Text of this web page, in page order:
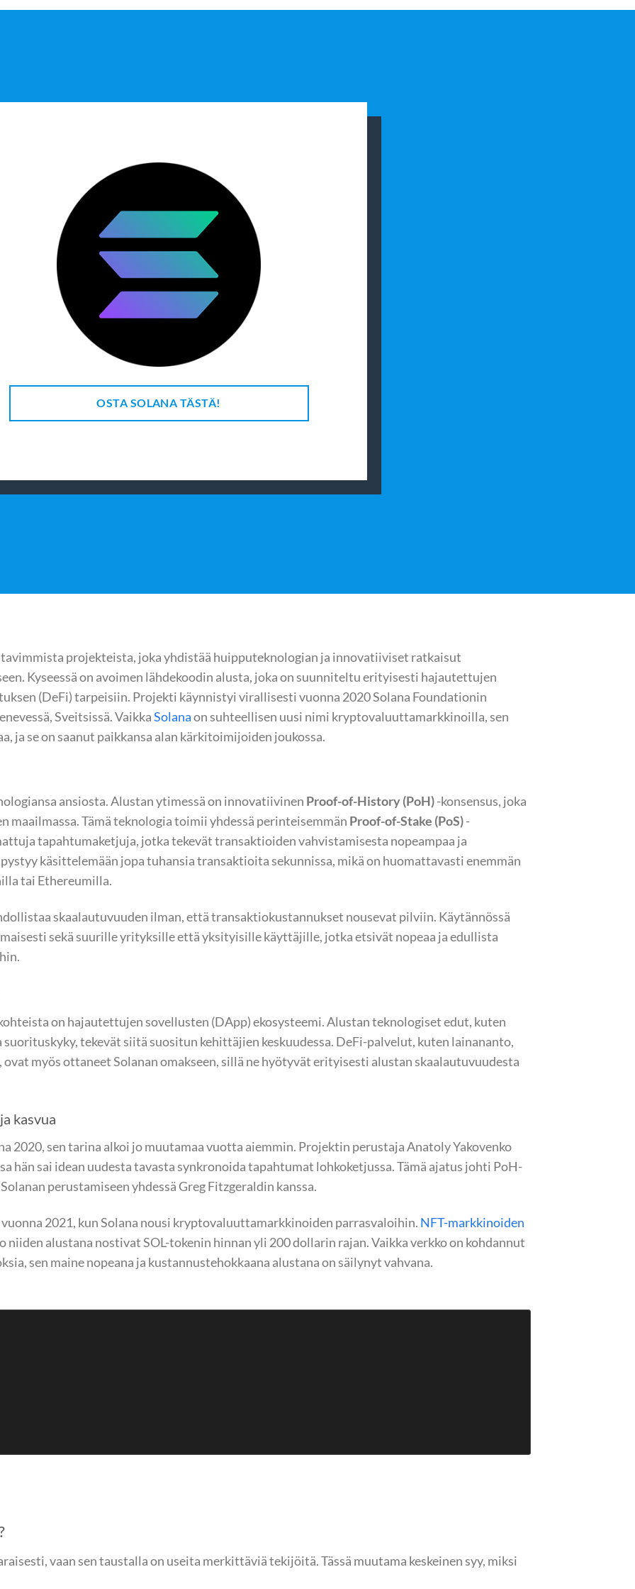
OSTA SOLANA TÄSTÄ!
projekteista, joka yhdistää huipputeknologian ja innovatiiviset ratkaisut
Kyseessä on avoimen lähdekoodin alusta, joka on suunniteltu erityisesti hajautettujen
(DeFi) tarpeisiin. Projekti käynnistyi virallisesti vuonna 2020 Solana Foundationin
Sveitsissä. VaikkaSolanaon suhteellisen uusi nimi kryptovaluuttamarkkinoilla, sen
ja se on saanut paikkansa alan kärkitoimijoiden joukossa.
ansiosta. Alustan ytimessä on innovatiivinen Proof-of-History (PoH)-konsensus, joka
Tämä teknologia toimii yhdessä perinteisemmän Proof-of-Stake (PoS)-
tapahtumaketjuja, jotka tekevät transaktioiden vahvistamisesta nopeampaa ja
käsittelemään jopa tuhansia transaktioita sekunnissa, mikä on huomattavasti enemmän
tai Ethereumilla.
skaalautuvuuden ilman, että transaktiokustannukset nousevat pilviin. Käytännössä
sekä suurille yrityksille että yksityisille käyttäjille, jotka etsivät nopeaa ja edullista
on hajautettujen sovellusten (DApp) ekosysteemi. Alustan teknologiset edut, kuten
tekevät siitä suositun kehittäjien keskuudessa. DeFi-palvelut, kuten lainananto,
myös ottaneet Solanan omakseen, sillä ne hyötyvät erityisesti alustan skaalautuvuudesta
kasvua
2020, sen tarina alkoi jo muutamaa vuotta aiemmin. Projektin perustaja Anatoly Yakovenko
hän sai idean uudesta tavasta synkronoida tapahtumat lohkoketjussa. Tämä ajatus johti PoH-
perustamiseen yhdessä Greg Fitzgeraldin kanssa.
2021, kun Solana nousi kryptovaluuttamarkkinoiden parrasvaloihin. NFT-markkinoiden
niiden alustana nostivat SOL-tokenin hinnan yli 200 dollarin rajan. Vaikka verkko on kohdannut
sen maine nopeana ja kustannustehokkaana alustana on säilynyt vahvana.
vaan sen taustalla on useita merkittäviä tekijöitä. Tässä muutama keskeinen syy, miksi